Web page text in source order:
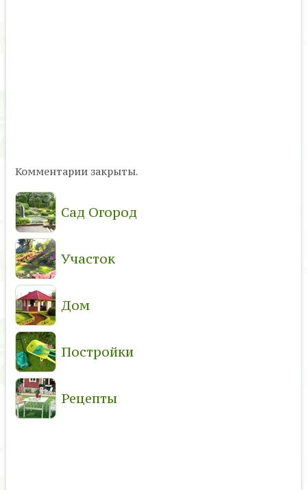
Комментарии закрыты.
Сад Огород
Участок
Дом
Постройки
Рецепты